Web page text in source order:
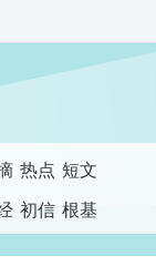
热点 短文
初信 根基